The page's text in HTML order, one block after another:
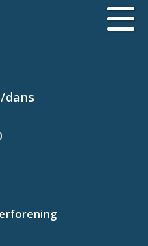
dans